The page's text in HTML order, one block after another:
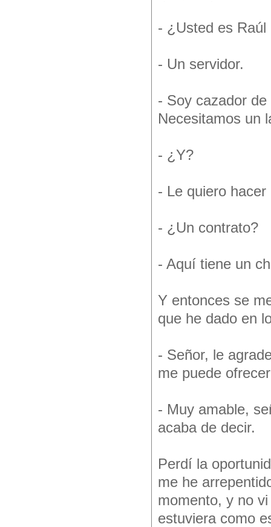
- ¿Usted es Raúl
- Un servidor.
- Soy cazador de
Necesitamos un
- ¿Y?
- Le quiero
- ¿Un contrato?
- Aquí tiene un
Y entonces se
que he dado en
- Señor, le
me puede
- Muy amable,
acaba de decir.
Perdí la
me he
momento, y no
estuviera como